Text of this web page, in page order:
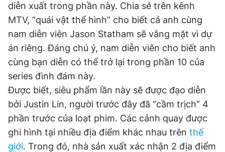
diễn xuất trong phần này. Chia sẻ trên kênh
MTV, “quái vật thể hình” cho biết cả anh cùng
nam diễn viên Jason Statham sẽ vắng mặt vì dự
án riêng. Đáng chú ý, nam diễn viên cho biết anh
cùng bạn diễn có thể trở lại trong phần 10 của
series đình đám này.
Được biết, siêu phẩm lần này sẽ được đạo diễn
bởi Justin Lin, người trước đây đã “cầm trịch” 4
phần trước của loạt phim. Các cảnh quay được
ghi hình tại nhiều địa điểm khác nhau trên thế
giới. Trong đó, nhà sản xuất xác nhận 2 địa điểm